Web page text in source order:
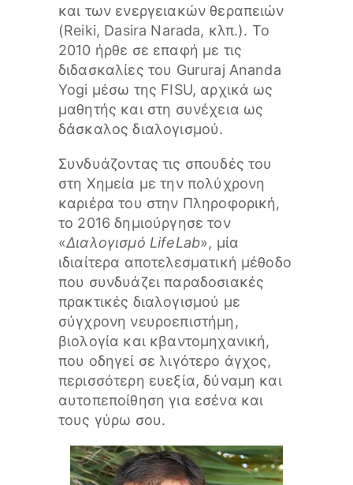
και των ενεργειακών θεραπειών
(Reiki, Dasira Narada, κλπ.). Το
2010 ήρθε σε επαφή με τις
διδασκαλίες του Gururaj Ananda
Yogi μέσω της FISU, αρχικά ως
μαθητής και στη συνέχεια ως
δάσκαλος διαλογισμού.
Συνδυάζοντας τις σπουδές του
στη Χημεία με την πολύχρονη
καριέρα του στην Πληροφορική,
το 2016 δημιούργησε τον
«Διαλογισμό LifeLab», μία
ιδιαίτερα αποτελεσματική μέθοδο
που συνδυάζει παραδοσιακές
πρακτικές διαλογισμού με
σύγχρονη νευροεπιστήμη,
βιολογία και κβαντομηχανική,
που οδηγεί σε λιγότερο άγχος,
περισσότερη ευεξία, δύναμη και
αυτοπεποίθηση για εσένα και
τους γύρω σου.